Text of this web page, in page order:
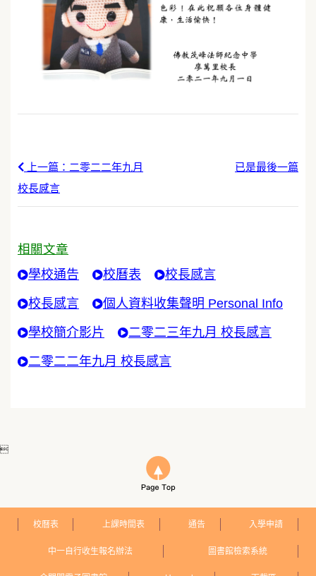
上一篇：二零二二年九月
校長感言
已是最後一篇
相關文章
學校通告
校曆表 校長感言
校長感言 個人資料收集聲明 Personal Info
學校簡介影片 二零二三年九月 校長感言
二零二二年九月 校長感言

校曆表 上課時間表 通告 入學申請
中一自行收生報名辦法 圖書館檢索系統